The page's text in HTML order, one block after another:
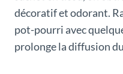
décoratif et odorant.
pot-pourri avec
prolonge la diffusion